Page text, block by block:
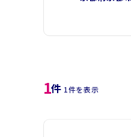
1件 1件を表示